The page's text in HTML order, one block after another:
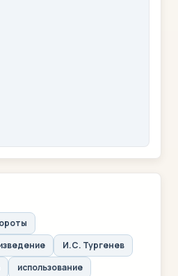
И.С. Тургенев
использование